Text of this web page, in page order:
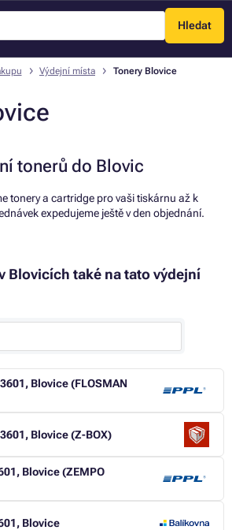
Hledat
Menu
Výdejní místa Tonery Blovice
tonerů do Blovic
tonery a cartridge pro vaši tiskárnu až k
expedujeme ještě v den objednání.
Blovicích také na tato výdejní
Blovice (FLOSMAN
Blovice (Z-BOX)
Blovice (ZEMPO
Blovice